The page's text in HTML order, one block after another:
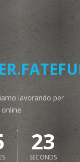
lavorando per
23
SECONDS